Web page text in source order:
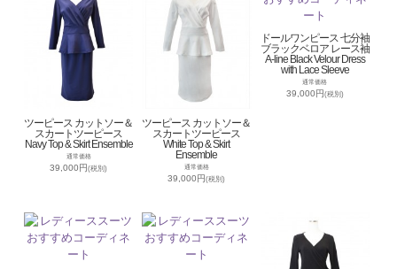
ツーピース カットソー＆
スカートツーピース
Navy Top & Skirt Ensemble
通常価格
39,000円(税別)
ツーピース カットソー＆
スカートツーピース
White Top & Skirt
Ensemble
通常価格
39,000円(税別)
ドールワンピース 七分袖
ブラックベロア レース袖
A-line Black Velour Dress
with Lace Sleeve
通常価格
39,000円(税別)